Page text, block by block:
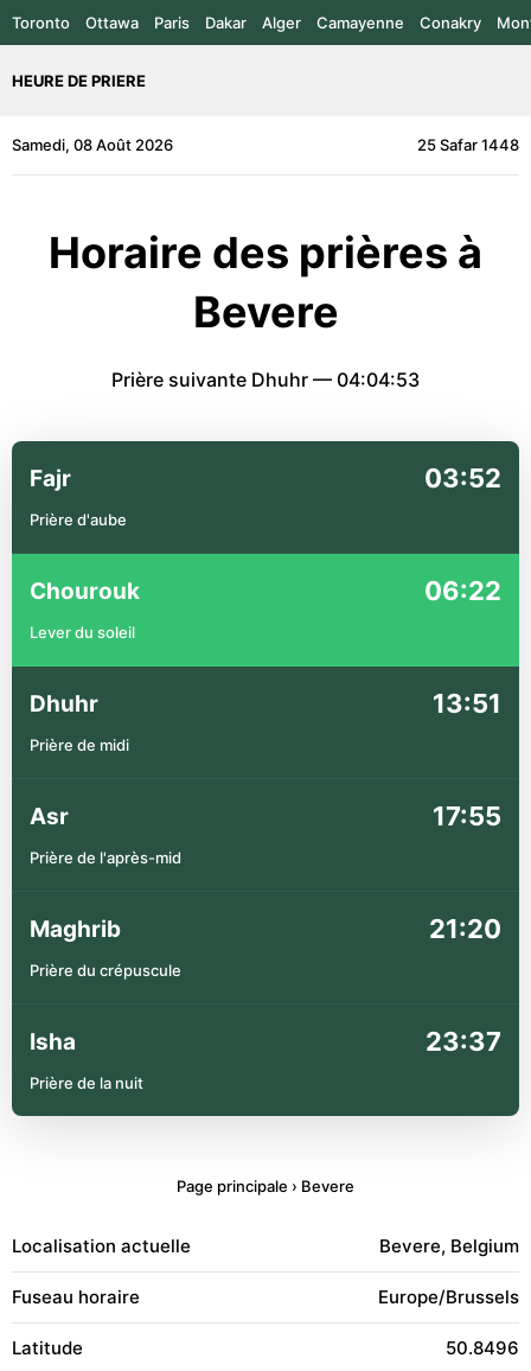
Toronto Ottawa Paris Dakar Alger Camayenne Conakry
HEURE DE PRIERE
Samedi, 08 Août 2026 25 Safar 1448
Horaire des prières à
Bevere
Prière suivante Dhuhr — 04:04:53
Fajr 03:52
Prière d'aube
Chourouk 06:22
Lever du soleil
Dhuhr 13:51
Prière de midi
Asr 17:55
Prière de l'après-mid
Maghrib 21:20
Prière du crépuscule
Isha 23:37
Prière de la nuit
Page principale › Bevere
Localisation actuelle Bevere, Belgium
Fuseau horaire Europe/Brussels
Latitude 50.8496